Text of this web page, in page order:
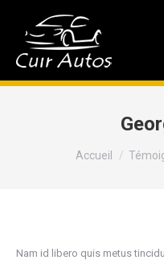
Accueil
Nam id libero quis metus